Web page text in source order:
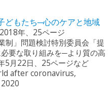
どもたち─心のケアと地域
年、25ページ
」問題検討特別委員会「提
要な取り組みを─より質の高
5月22日、25ページなど
after coronavirus,